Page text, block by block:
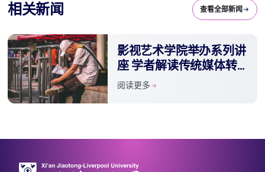
相关新闻 查看全部新闻
影视艺术学院举办系列讲
座 学者解读传统媒体转
型
阅读更多